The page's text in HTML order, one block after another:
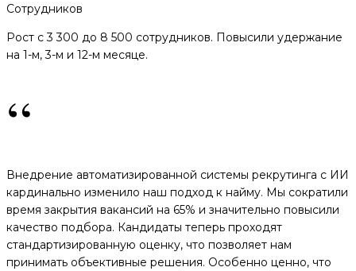
Сотрудников
Рост с 3 300 до 8 500 сотрудников. Повысили удержание
на 1-м, 3-м и 12-м месяце.
“
Внедрение автоматизированной системы рекрутинга с ИИ
кардинально изменило наш подход к найму. Мы сократили
время закрытия вакансий на 65% и значительно повысили
качество подбора. Кандидаты теперь проходят
стандартизированную оценку, что позволяет нам
принимать объективные решения. Особенно ценно, что